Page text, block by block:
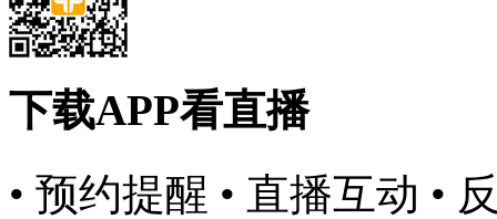
下载APP看直播
• 预约提醒 • 直播互动 •